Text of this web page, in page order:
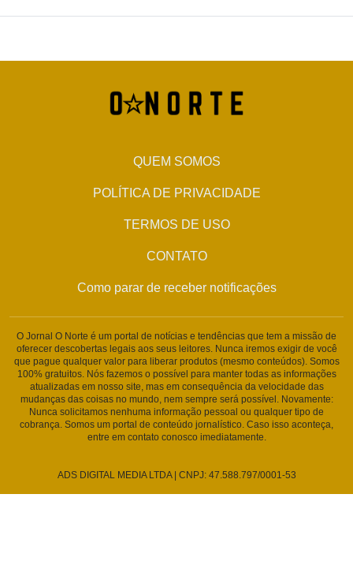
QUEM SOMOS
POLÍTICA DE PRIVACIDADE
TERMOS DE USO
CONTATO
Como parar de receber notificações
O Jornal O Norte é um portal de notícias e tendências que tem a missão de
oferecer descobertas legais aos seus leitores. Nunca iremos exigir de você
que pague qualquer valor para liberar produtos (mesmo conteúdos). Somos
100% gratuitos. Nós fazemos o possível para manter todas as informações
atualizadas em nosso site, mas em consequência da velocidade das
mudanças das coisas no mundo, nem sempre será possível. Novamente:
Nunca solicitamos nenhuma informação pessoal ou qualquer tipo de
cobrança. Somos um portal de conteúdo jornalístico. Caso isso aconteça,
entre em contato conosco imediatamente.
ADS DIGITAL MEDIA LTDA | CNPJ: 47.588.797/0001-53